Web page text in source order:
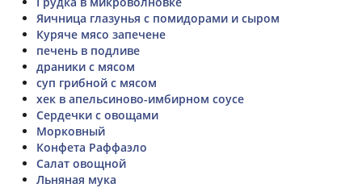
Яичница глазунья с помидорами и сыром
Куряче мясо запечене
печень в подливе
драники с мясом
суп грибной с мясом
хек в апельсиново-имбирном соусе
Сердечки с овощами
Морковный
Конфета Раффаэло
Салат овощной
Льняная мука